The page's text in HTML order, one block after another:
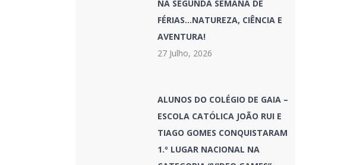
NA SEGUNDA SEMANA DE
FÉRIAS…NATUREZA, CIÊNCIA E
AVENTURA!
27 Julho, 2026
ALUNOS DO COLÉGIO DE GAIA –
ESCOLA CATÓLICA JOÃO RUI E
TIAGO GOMES CONQUISTARAM
1.º LUGAR NACIONAL NA